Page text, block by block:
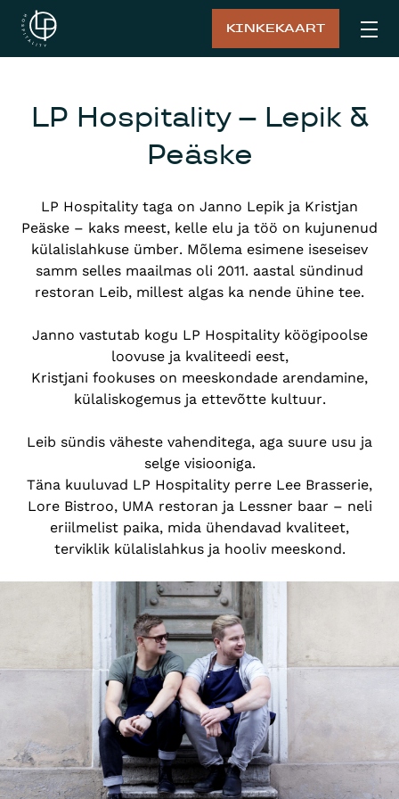
KINKEKAART
LP Hospitality – Lepik &
Peäske
LP Hospitality taga on Janno Lepik ja Kristjan
Peäske – kaks meest, kelle elu ja töö on kujunenud
külalislahkuse ümber. Mõlema esimene iseseisev
samm selles maailmas oli 2011. aastal sündinud
restoran Leib, millest algas ka nende ühine tee.
Janno vastutab kogu LP Hospitality köögipoolse
loovuse ja kvaliteedi eest,
Kristjani fookuses on meeskondade arendamine,
külaliskogemus ja ettevõtte kultuur.
Leib sündis väheste vahenditega, aga suure usu ja
selge visiooniga.
Täna kuuluvad LP Hospitality perre Lee Brasserie,
Lore Bistroo, UMA restoran ja Lessner baar – neli
eriilmelist paika, mida ühendavad kvaliteet,
terviklik külalislahkus ja hooliv meeskond.